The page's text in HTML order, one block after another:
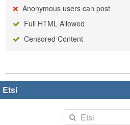
Anonymous users can post
Full HTML Allowed
Censored Content
Etsi